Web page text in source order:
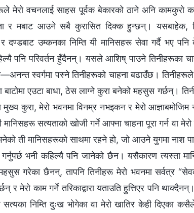
मेरो वचनलाई साहस पूर्वक बेकारको ठाने अनि
र मबाट आउने सबै कुरासित दिक्क हुन्छन्। यसबाहेक,
र दण्डबाट उम्कनका निम्ति यी मानिसहरू सेवा गर्दै भए
पनि परिवर्तन हुँदैनन्। यसले आशिष् पाउने तिनीहरूका
स्वर्गमा पस्ने तिनीहरूको चाहना बढाउँछ।
बाटोमा एउटा बाधा, ठेस लाग्ने कुरा बनेको महसुस गर्छन्।
कुरा, मेरो भवनमा विनम्र नभइकन र मेरो
मानिसहरू सत्यताको खोजी गर्ने आफ्‍ना चाहना पूरा गर्न वा
ती मानिसहरूको साथमा रहने हो, जो आउने युगमा
भनी कहिल्यै पनि जानेको छैन। यसैकारण त्यस्ता
गरेका छैनन्, तापनि तिनीहरू मेरो भवनमा सर्वत्र
र मेरो काम गर्ने तरिकाद्वारा यताउति हुत्तिएर पनि
निम्ति दुःख भोगेका वा मेरो खातिर केही दिएका